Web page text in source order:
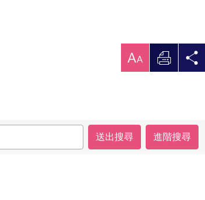
放 列
進階搜尋